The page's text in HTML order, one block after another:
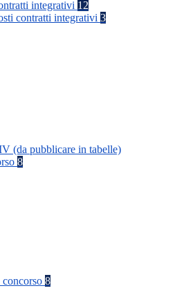
integrativi 12
contratti integrativi 3
(da pubblicare in tabelle)
8
8